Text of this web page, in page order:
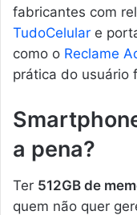
fabricantes com
TudoCelular e
como o Reclame
prática do usuário
a pena?
Ter 512GB de
quem não quer